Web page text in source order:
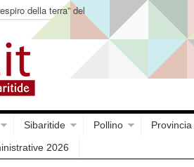
della terra” del
Sibaritide Pollino Provincia
2026